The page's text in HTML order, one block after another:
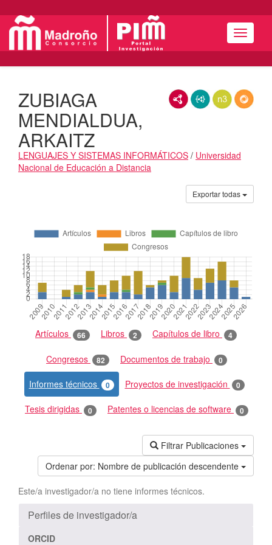
Menú
RDF/XMLJSON-LDN3/Turtle
ZUBIAGA
MENDIALDUA,
ARKAITZ
LENGUAJES Y SISTEMAS INFORMÁTICOS / Universidad
Nacional de Educación a Distancia
Exportar todas
Artículos 66 Libros 2 Capítulos de libro 4
Congresos 82 Documentos de trabajo 0
Informes técnicos 0 Proyectos de investigación 0
Tesis dirigidas 0 Patentes o licencias de software 0
Filtrar Publicaciones
Ordenar por: Nombre de publicación descendente
Este/a investigador/a no tiene informes técnicos.
Perfiles de investigador/a
ORCID